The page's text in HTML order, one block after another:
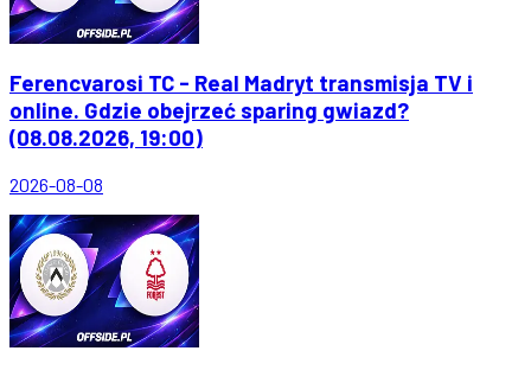
Ferencvarosi TC - Real Madryt transmisja TV i
online. Gdzie obejrzeć sparing gwiazd?
(08.08.2026, 19:00)
2026-08-08